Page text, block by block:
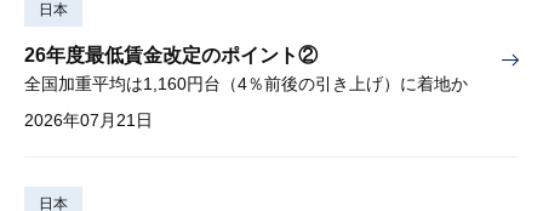
日本
26年度最低賃金改定のポイント②
全国加重平均は1,160円台（4％前後の引き上げ）に着地か
2026年07月21日
日本